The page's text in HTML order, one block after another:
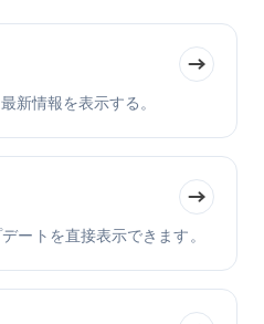
新情報を表示する。
ートを直接表示できます。